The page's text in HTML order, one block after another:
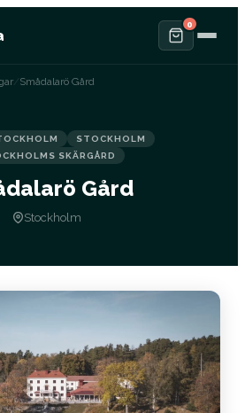
0
Smådalarö Gård
STOCKHOLM
SKÄRGÅRD
Gård
Stockholm